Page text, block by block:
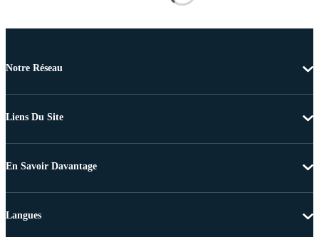
Notre Réseau
Liens Du Site
En Savoir Davantage
Langues